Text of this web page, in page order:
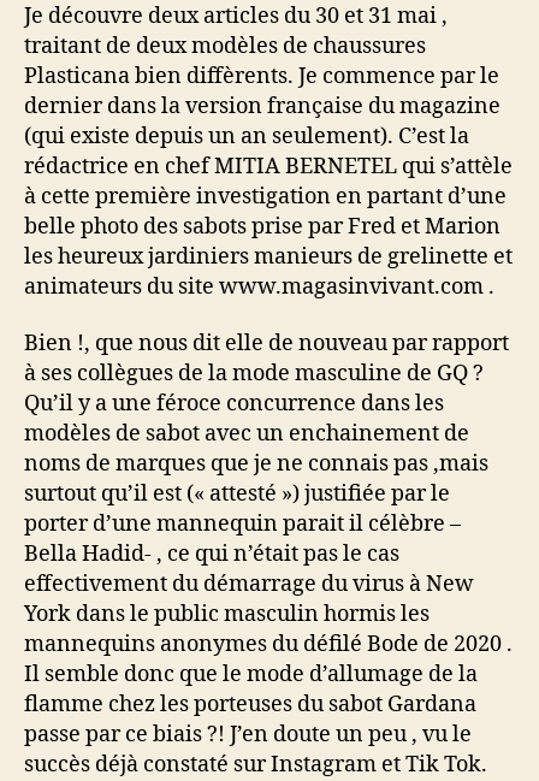
Je découvre deux articles du 30 et 31 mai ,
traitant de deux modèles de chaussures
Plasticana bien diffèrents. Je commence par le
dernier dans la version française du magazine
(qui existe depuis un an seulement). C’est la
rédactrice en chef MITIA BERNETEL qui s’attèle
à cette première investigation en partant d’une
belle photo des sabots prise par Fred et Marion
les heureux jardiniers manieurs de grelinette et
animateurs du site www.magasinvivant.com .
Bien !, que nous dit elle de nouveau par rapport
à ses collègues de la mode masculine de GQ ?
Qu’il y a une féroce concurrence dans les
modèles de sabot avec un enchainement de
noms de marques que je ne connais pas ,mais
surtout qu’il est (« attesté ») justifiée par le
porter d’une mannequin parait il célèbre –
Bella Hadid- , ce qui n’était pas le cas
effectivement du démarrage du virus à New
York dans le public masculin hormis les
mannequins anonymes du défilé Bode de 2020 .
Il semble donc que le mode d’allumage de la
flamme chez les porteuses du sabot Gardana
passe par ce biais ?! J’en doute un peu , vu le
succès déjà constaté sur Instagram et Tik Tok.